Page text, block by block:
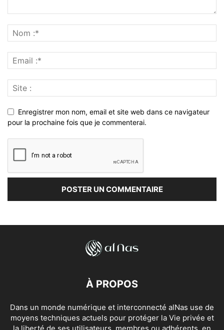
Enregistrer mon nom, email et site web dans ce navigateur
pour la prochaine fois que je commenterai.
À PROPOS
Dans un monde numérique et interconnecté alNas use de
moyens techniques actuels pour protéger la Vie privée et
la liberté de ses utilisateurs, membres ou adhérents, en